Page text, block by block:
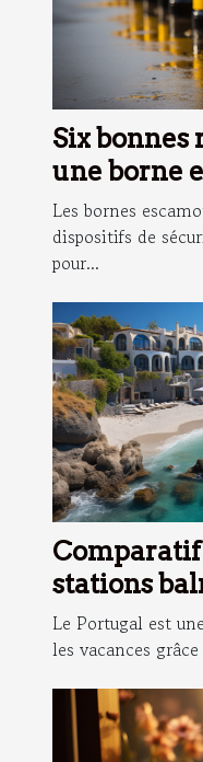
Six bonnes
une borne
Les bornes
dispositifs de
pour...
stations
Portugal
Le Portugal est
les vacances grâce